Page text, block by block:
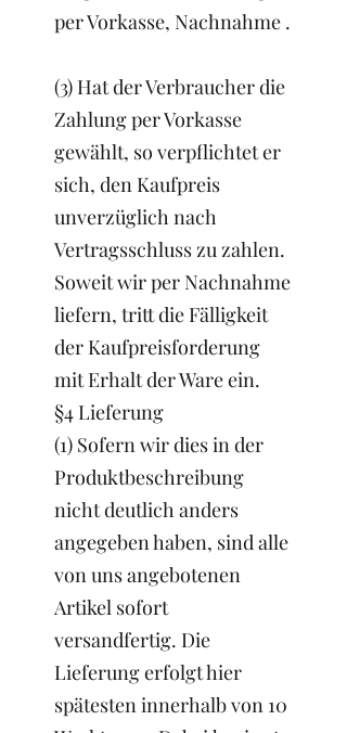
per Vorkasse, Nachnahme .
(3) Hat der Verbraucher die
Zahlung per Vorkasse
gewählt, so verpflichtet er
sich, den Kaufpreis
unverzüglich nach
Vertragsschluss zu zahlen.
Soweit wir per Nachnahme
liefern, tritt die Fälligkeit
der Kaufpreisforderung
mit Erhalt der Ware ein.
§4 Lieferung
(1) Sofern wir dies in der
Produktbeschreibung
nicht deutlich anders
angegeben haben, sind alle
von uns angebotenen
Artikel sofort
versandfertig. Die
Lieferung erfolgt hier
spätesten innerhalb von 10